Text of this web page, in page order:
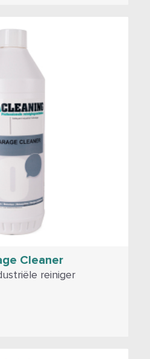
Cleaner
reiniger